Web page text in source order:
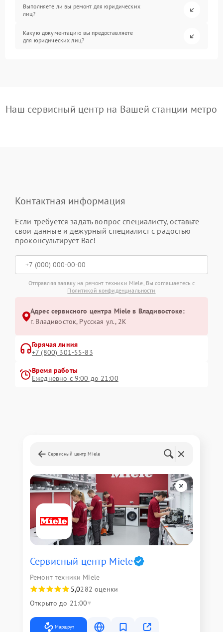
Выполняете ли вы ремонт для юридических
лиц?
Какую документацию вы предоставляете
для юридических лиц?
Наш сервисный центр на Вашей станции метро
Контактная информация
Если требуется задать вопрос специалисту, оставьте
свои данные и дежурный специалист с радостью
проконсультирует Вас!
Отправляя заявку на ремонт техники Miele, Вы соглашаетесь с
Политикой конфиденциальности
Адрес сервисного центра Miele в Владивостоке:
г. Владивосток, Русская ул., 2К
Горячая линия
+7 (800) 301-55-83
Время работы
Ежедневно с 9:00 до 21:00
Сервисный центр Miele
Сервисный центр Miele
Ремонт техники Miele
5,0282 оценки
Открыто до 21:00
Маршрут